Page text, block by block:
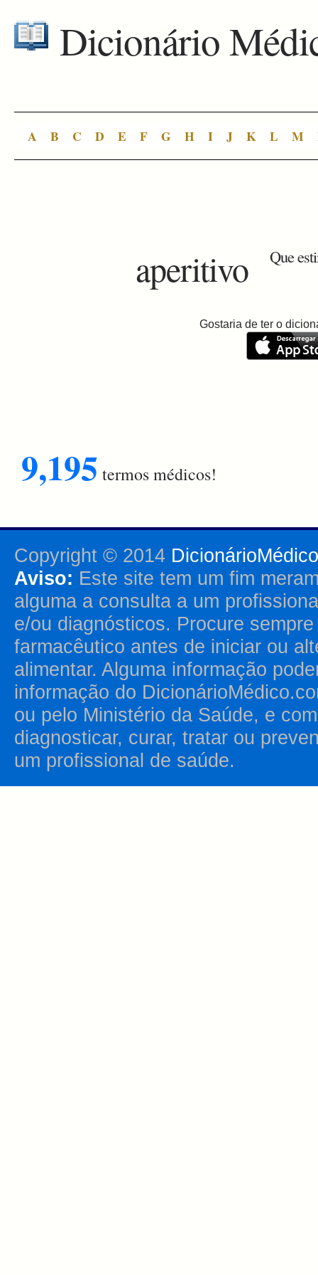
Dicionário
A B C D E F G H I J K L M
aperitivo Que
Gostaria de ter o
9,195 termos médicos!
Copyright © 2014
Aviso: Este site tem um fim
alguma a consulta a um
e/ou diagnósticos. Procure
farmacêutico antes de iniciar ou
alimentar. Alguma informação
informação do
ou pelo Ministério da Saúde, e
diagnosticar, curar, tratar ou
um profissional de saúde.